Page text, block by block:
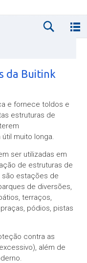
da Buitink
e fornece toldos e
estruturas de
muito longa.
ser utilizadas em
de estruturas de
são estações de
de diversões,
terraços,
pódios, pistas
contra as
além de